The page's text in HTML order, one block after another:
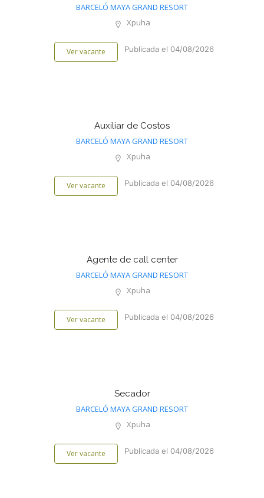
BARCELÓ MAYA GRAND RESORT
Xpuha
Ver vacante Publicada el 04/08/2026
Auxiliar de Costos
BARCELÓ MAYA GRAND RESORT
Xpuha
Ver vacante Publicada el 04/08/2026
Agente de call center
BARCELÓ MAYA GRAND RESORT
Xpuha
Ver vacante Publicada el 04/08/2026
Secador
BARCELÓ MAYA GRAND RESORT
Xpuha
Ver vacante Publicada el 04/08/2026